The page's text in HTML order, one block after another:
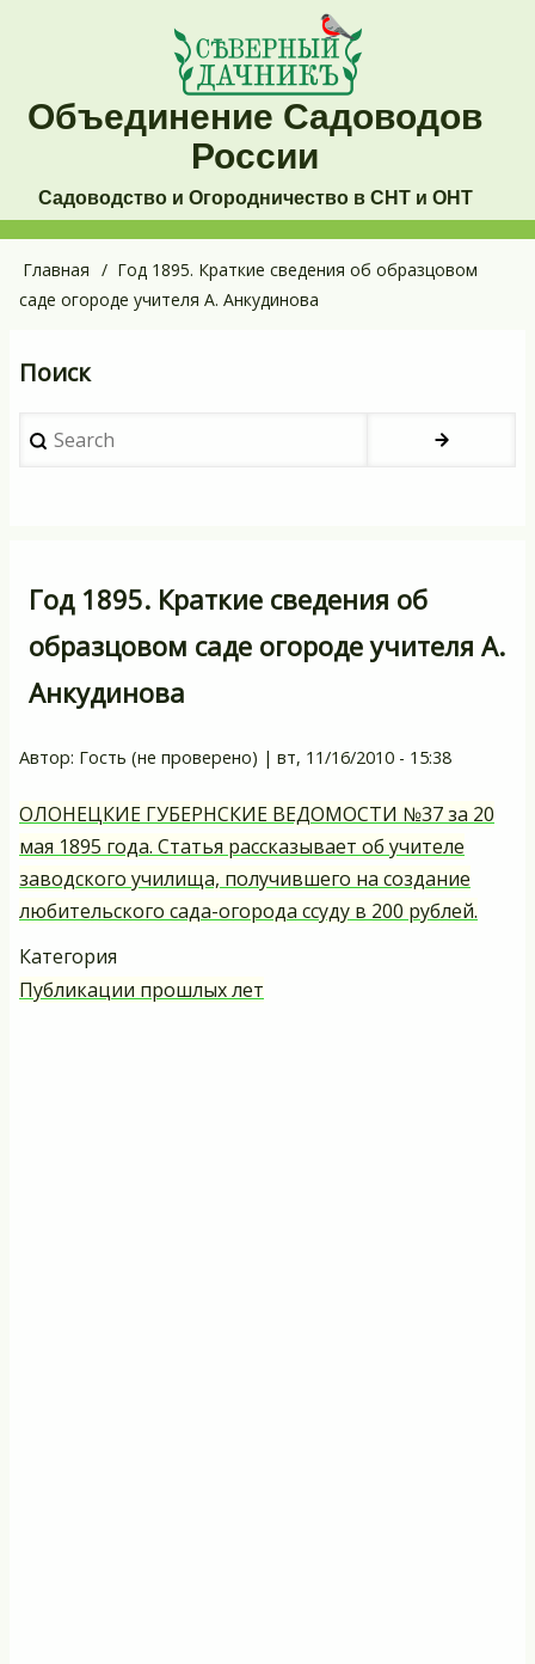
содержанию
Объединение Садоводов
России
Садоводство и Огородничество в СНТ и ОНТ
Основная
навигация
Строка
навигации
Главная
Год 1895. Краткие сведения об образцовом
саде огороде учителя А. Анкудинова
Поиск
Search
Год 1895. Краткие сведения об
образцовом саде огороде учителя А.
Анкудинова
Автор: Гость (не проверено) | вт, 11/16/2010 - 15:38
ОЛОНЕЦКИЕ ГУБЕРНСКИЕ ВЕДОМОСТИ №37 за 20
мая 1895 года. Статья рассказывает об учителе
заводского училища, получившего на создание
любительского сада-огорода ссуду в 200 рублей.
Категория
Публикации прошлых лет